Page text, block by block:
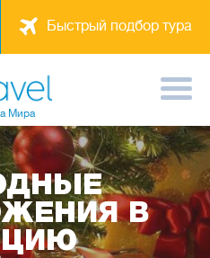
Быстрый подбор тура
Мира
В